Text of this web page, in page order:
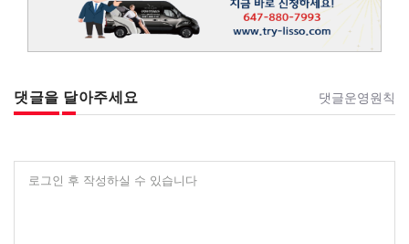
댓글을 달아주세요 댓글운영원칙
로그인 후 작성하실 수 있습니다